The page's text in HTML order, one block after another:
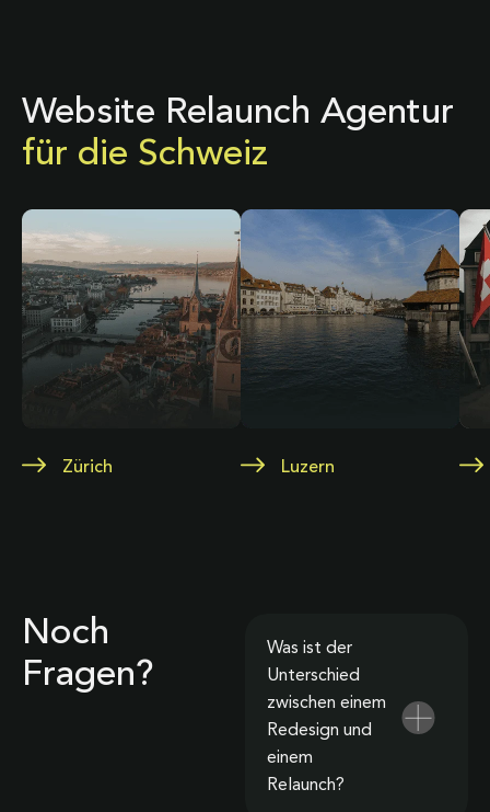
Website Relaunch Agentur
für die Schweiz
Zürich Luzern
Noch
Fragen?
Was ist der
Unterschied
zwischen einem
Redesign und
einem
Relaunch?